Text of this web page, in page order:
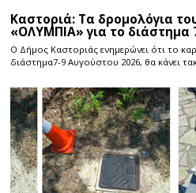
Καστοριά: Τα δρομολόγια
«ΟΛΥΜΠΙΑ» για το διάστημα
Ο Δήμος Καστοριάς ενημερώνει ότι το
διάστημα7-9 Αυγούστου 2026, θα κάνει